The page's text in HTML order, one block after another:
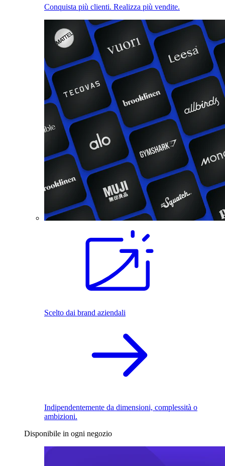
Conquista più clienti. Realizza più vendite.
Scelto dai brand aziendali
Indipendentemente da dimensioni, complessità o
ambizioni.
Disponibile in ogni negozio